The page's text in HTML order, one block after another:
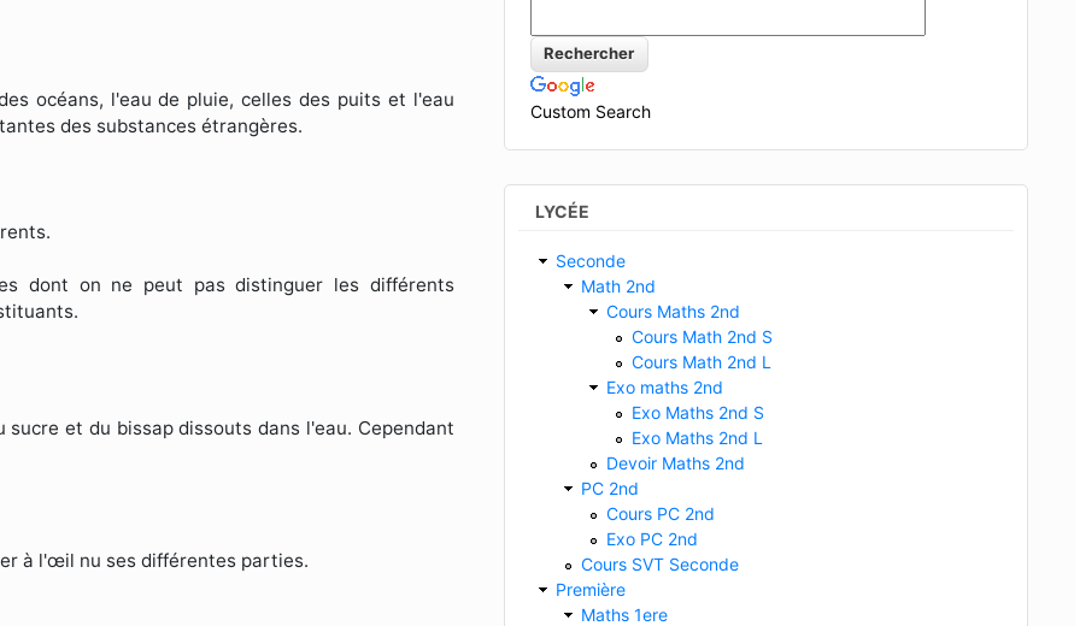
océans, l'eau de pluie, celles des puits et l'eau
des substances étrangères.
dont on ne peut pas distinguer les différents
et du bissap dissouts dans l'eau. Cependant
à l'œil nu ses différentes parties.
Custom Search
LYCÉE
Seconde
Math 2nd
Cours Maths 2nd
Cours Math 2nd S
Cours Math 2nd L
Exo maths 2nd
Exo Maths 2nd S
Exo Maths 2nd L
Devoir Maths 2nd
PC 2nd
Cours PC 2nd
Exo PC 2nd
Cours SVT Seconde
Première
Maths 1ere